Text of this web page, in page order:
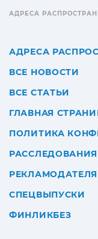
АДРЕСА
АДРЕСА
ВСЕ НОВОСТИ
ВСЕ СТАТЬИ
ГЛАВНАЯ
ПОЛИТИКА
РАССЛЕДОВАНИЯ
СПЕЦВЫПУСКИ
ФИНЛИКБЕЗ